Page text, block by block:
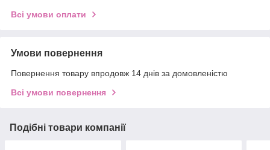
Всі умови оплати
Умови повернення
Повернення товару впродовж 14 днів за домовленістю
Всі умови повернення
Подібні товари компанії